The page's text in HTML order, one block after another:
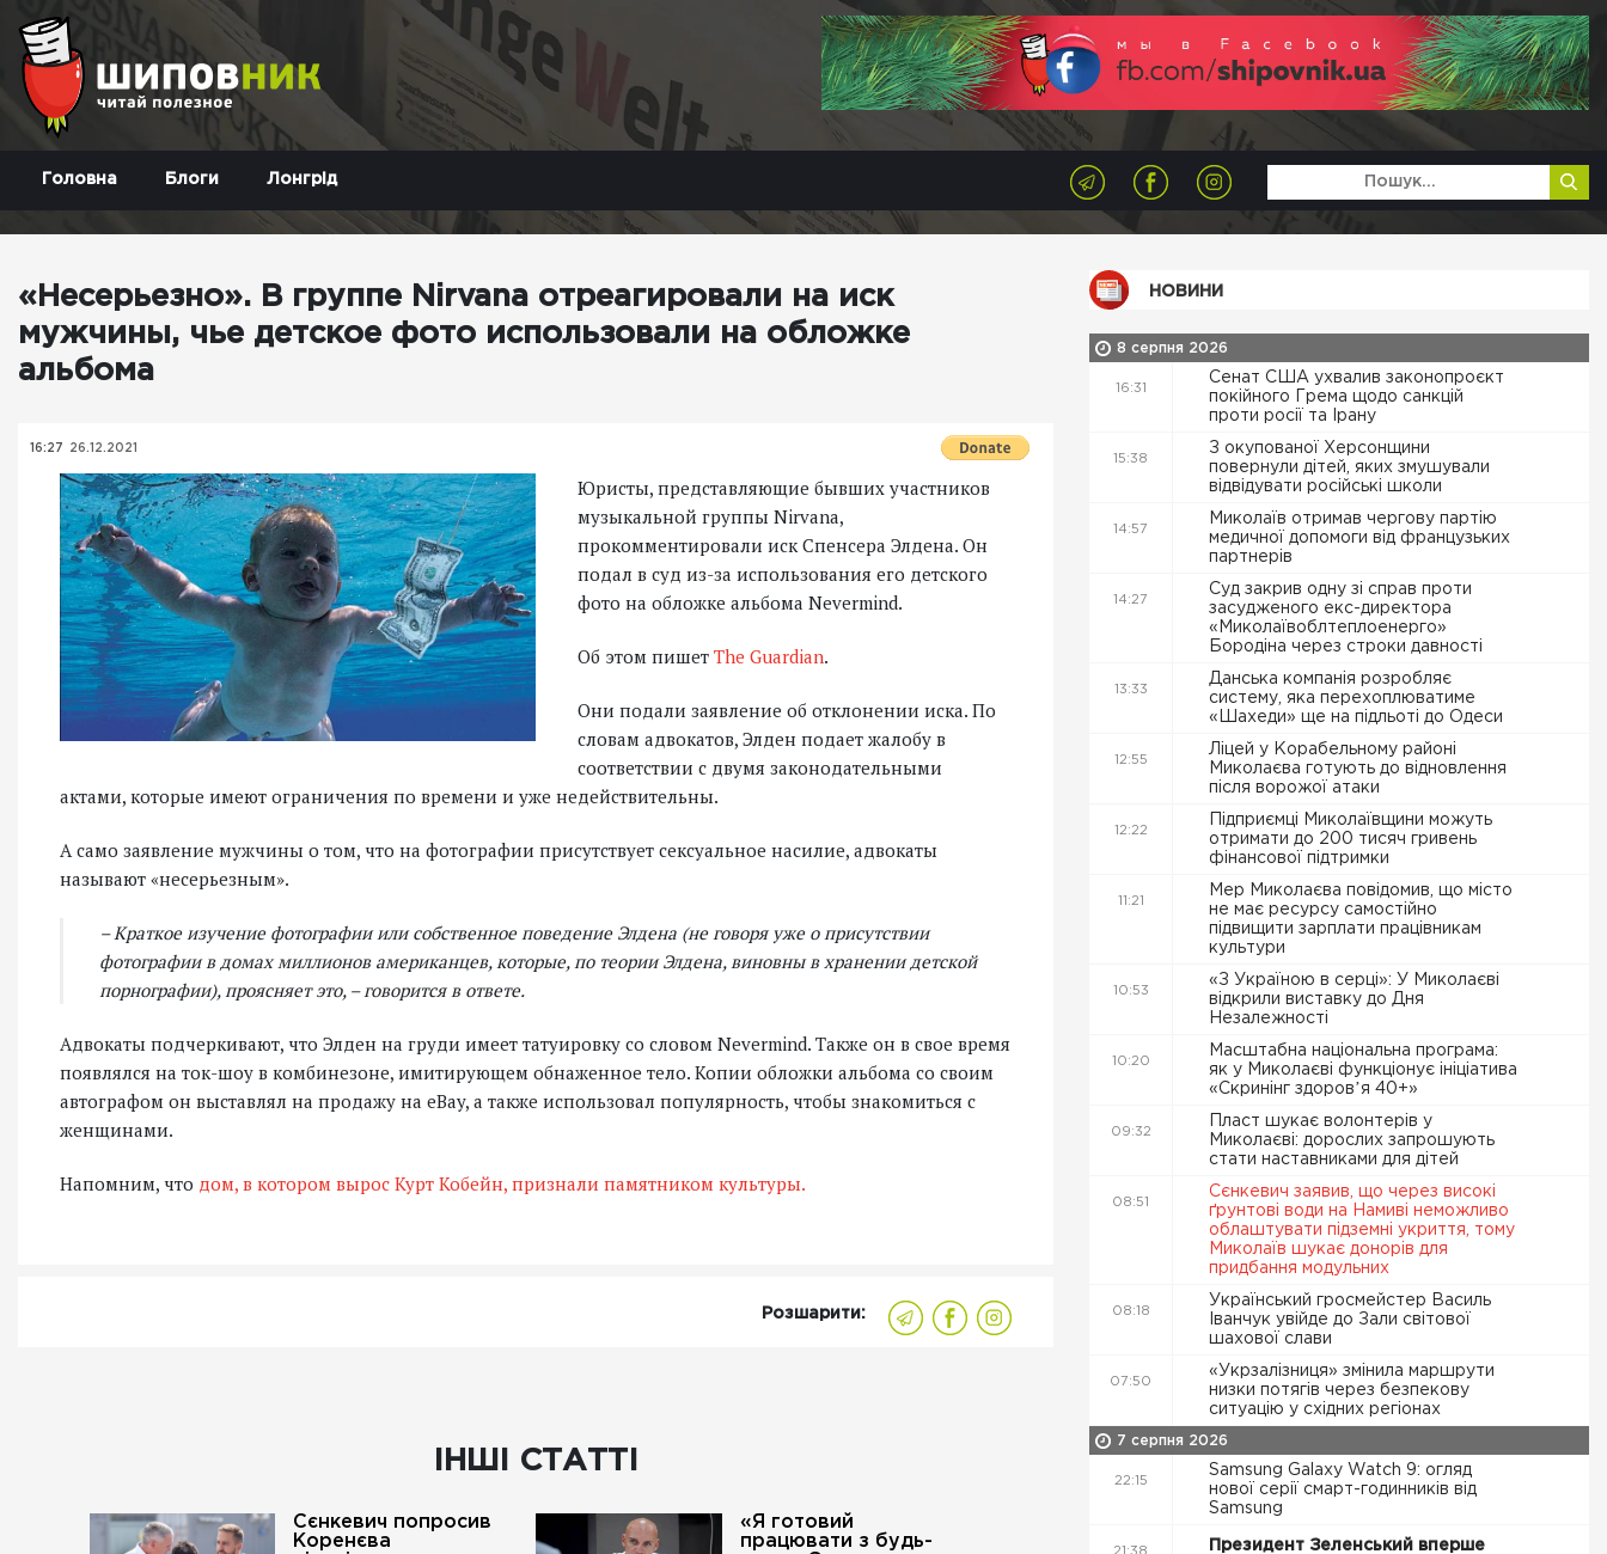
Головна Блоги Лонгрід
«Несерьезно». В группе Nirvana отреагировали на иск
мужчины, чье детское фото использовали на обложке
альбома
16:27 26.12.2021
Юристы, представляющие бывших участников
музыкальной группы Nirvana,
прокомментировали иск Спенсера Элдена. Он
подал в суд из-за использования его детского
фото на обложке альбома Nevermind.
Об этом пишет The Guardian.
Они подали заявление об отклонении иска. По
словам адвокатов, Элден подает жалобу в
соответствии с двумя законодательными
актами, которые имеют ограничения по времени и уже недействительны.
А само заявление мужчины о том, что на фотографии присутствует сексуальное насилие, адвокаты
называют «несерьезным».
– Краткое изучение фотографии или собственное поведение Элдена (не говоря уже о присутствии
фотографии в домах миллионов американцев, которые, по теории Элдена, виновны в хранении детской
порнографии), проясняет это, – говорится в ответе.
Адвокаты подчеркивают, что Элден на груди имеет татуировку со словом Nevermind. Также он в свое время
появлялся на ток-шоу в комбинезоне, имитирующем обнаженное тело. Копии обложки альбома со своим
автографом он выставлял на продажу на eBay, а также использовал популярность, чтобы знакомиться с
женщинами.
Напомним, что дом, в котором вырос Курт Кобейн, признали памятником культуры.
Розшарити:
ІНШІ СТАТТІ
Сєнкевич попросив
Коренєва
«Я готовий
працювати з будь-
НОВИНИ
8 серпня 2026
16:31
Сенат США ухвалив законопроєкт
покійного Грема щодо санкцій
проти росії та Ірану
15:38
З окупованої Херсонщини
повернули дітей, яких змушували
відвідувати російські школи
14:57
Миколаїв отримав чергову партію
медичної допомоги від французьких
партнерів
14:27
Суд закрив одну зі справ проти
засудженого екс-директора
«Миколаївоблтеплоенерго»
Бородіна через строки давності
13:33
Данська компанія розробляє
систему, яка перехоплюватиме
«Шахеди» ще на підльоті до Одеси
12:55
Ліцей у Корабельному районі
Миколаєва готують до відновлення
після ворожої атаки
12:22
Підприємці Миколаївщини можуть
отримати до 200 тисяч гривень
фінансової підтримки
11:21
Мер Миколаєва повідомив, що місто
не має ресурсу самостійно
підвищити зарплати працівникам
культури
10:53
«З Україною в серці»: У Миколаєві
відкрили виставку до Дня
Незалежності
10:20
Масштабна національна програма:
як у Миколаєві функціонує ініціатива
«Скринінг здоровʼя 40+»
09:32
Пласт шукає волонтерів у
Миколаєві: дорослих запрошують
стати наставниками для дітей
08:51
Сєнкевич заявив, що через високі
ґрунтові води на Намиві неможливо
облаштувати підземні укриття, тому
Миколаїв шукає донорів для
придбання модульних
08:18
Український гросмейстер Василь
Іванчук увійде до Зали світової
шахової слави
07:50
«Укрзалізниця» змінила маршрути
низки потягів через безпекову
ситуацію у східних регіонах
7 серпня 2026
22:15
Samsung Galaxy Watch 9: огляд
нової серії смарт-годинників від
Samsung
21:38
Президент Зеленський вперше